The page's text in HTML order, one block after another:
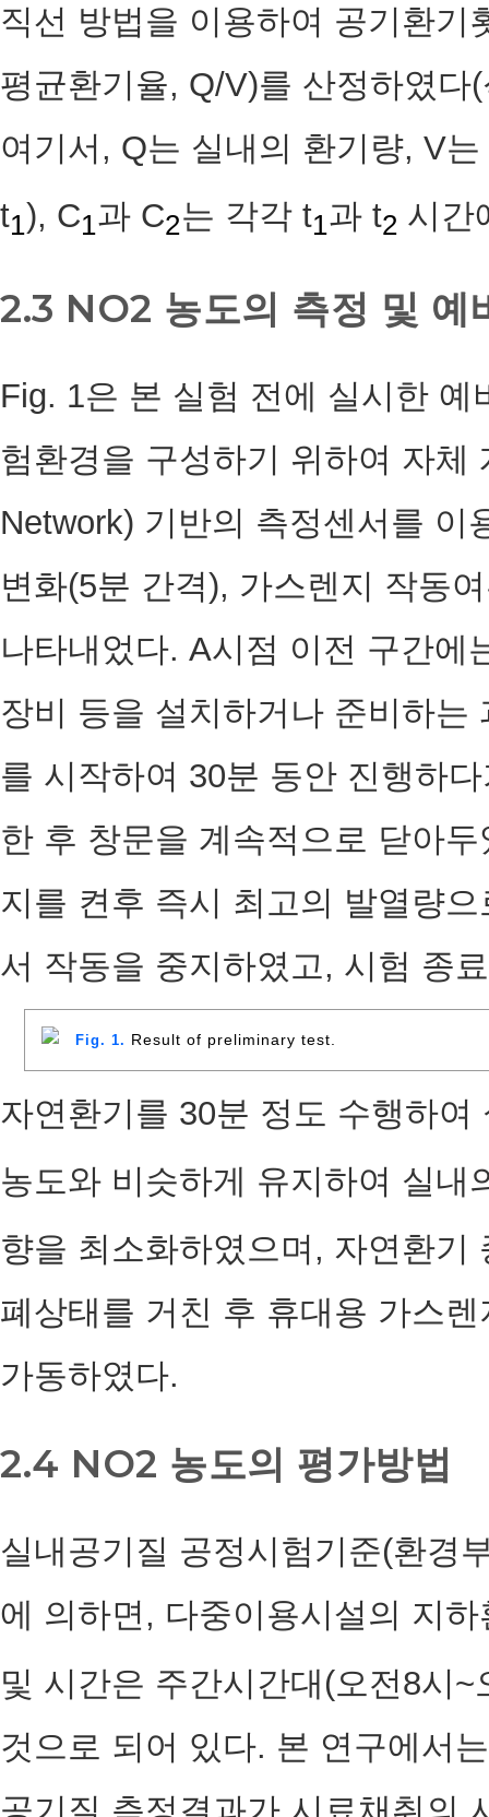
직선 방법을 이용하여 공기환기
평균환기율, Q/V)를 산정하였다
여기서, Q는 실내의 환기량, V
t1), C1과 C2는 각각 t1과 t2 시간
2.3 NO2 농도의 측정 및 예
Fig. 1은 본 실험 전에 실시한
험환경을 구성하기 위하여 자체
Network) 기반의 측정센서를 이
변화(5분 간격), 가스렌지 작동
나타내었다. A시점 이전 구간에
장비 등을 설치하거나 준비하
를 시작하여 30분 동안 진행하
한 후 창문을 계속적으로 닫아
지를 켠후 즉시 최고의 발열량
서 작동을 중지하였고, 시험 종
Fig. 1. Result of preliminary test.
자연환기를 30분 정도 수행하여
농도와 비슷하게 유지하여 실내
향을 최소화하였으며, 자연환기
폐상태를 거친 후 휴대용 가스
가동하였다.
2.4 NO2 농도의 평가방법
실내공기질 공정시험기준(환경
에 의하면, 다중이용시설의 지
및 시간은 주간시간대(오전8시
것으로 되어 있다. 본 연구에서